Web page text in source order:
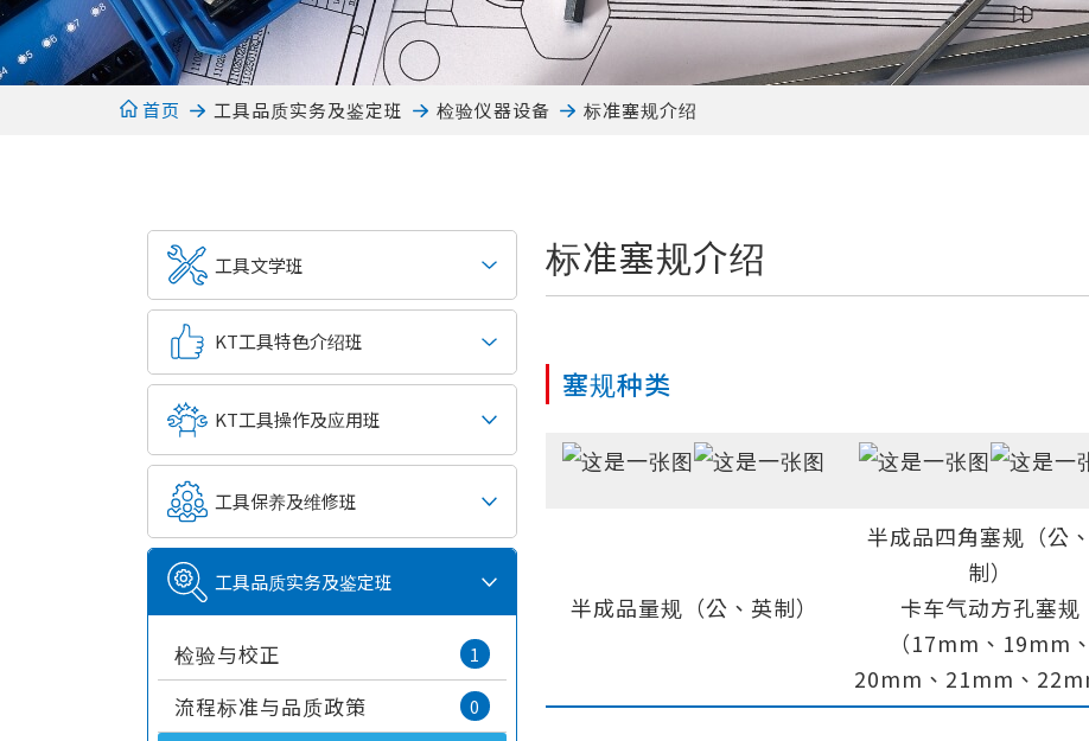
首页 工具品质实务及鉴定班 检验仪器设备 标准塞规介绍
工具文学班
KT工具特色介绍班
KT工具操作及应用班
工具保养及维修班
工具品质实务及鉴定班
检验与校正 1
流程标准与品质政策 0
标准塞规介绍
塞规种类
半成品量规（公、英制）
半成品四角塞规（公
制）
卡车气动方孔塞规
（17mm、19mm、
20mm、21mm、